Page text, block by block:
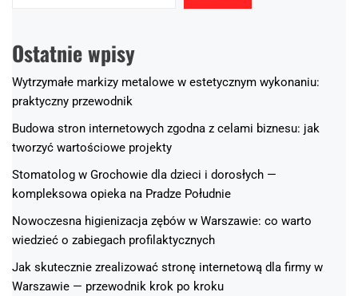
Ostatnie wpisy
Wytrzymałe markizy metalowe w estetycznym wykonaniu:
praktyczny przewodnik
Budowa stron internetowych zgodna z celami biznesu: jak
tworzyć wartościowe projekty
Stomatolog w Grochowie dla dzieci i dorosłych —
kompleksowa opieka na Pradze Południe
Nowoczesna higienizacja zębów w Warszawie: co warto
wiedzieć o zabiegach profilaktycznych
Jak skutecznie zrealizować stronę internetową dla firmy w
Warszawie — przewodnik krok po kroku